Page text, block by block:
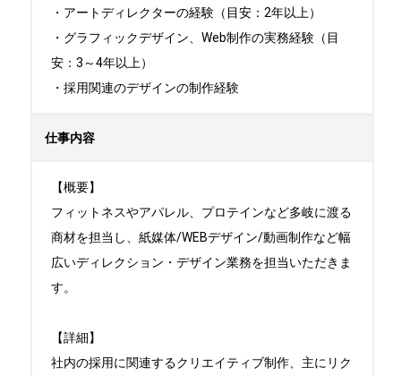
・アートディレクターの経験（目安：2年以上）
・グラフィックデザイン、Web制作の実務経験（目
安：3～4年以上）
・採用関連のデザインの制作経験
仕事内容
【概要】
フィットネスやアパレル、プロテインなど多岐に渡る
商材を担当し、紙媒体/WEBデザイン/動画制作など幅
広いディレクション・デザイン業務を担当いただきま
す。
【詳細】
社内の採用に関連するクリエイティブ制作、主にリク